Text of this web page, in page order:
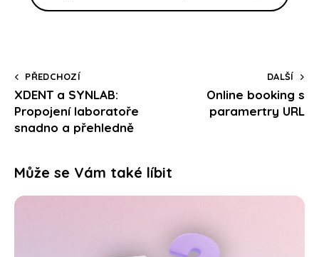
PŘEDCHOZÍ
XDENT a SYNLAB:
Propojení laboratoře
snadno a přehledně
DALŠÍ
Online booking s
paramertry URL
Může se Vám také líbit